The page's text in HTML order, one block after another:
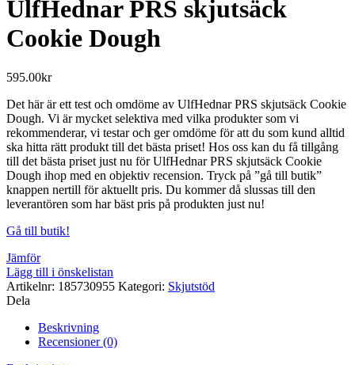
UlfHednar PRS skjutsäck
Cookie Dough
595.00kr
Det här är ett test och omdöme av UlfHednar PRS skjutsäck Cookie
Dough. Vi är mycket selektiva med vilka produkter som vi
rekommenderar, vi testar och ger omdöme för att du som kund alltid
ska hitta rätt produkt till det bästa priset! Hos oss kan du få tillgång
till det bästa priset just nu för UlfHednar PRS skjutsäck Cookie
Dough ihop med en objektiv recension. Tryck på ”gå till butik”
knappen nertill för aktuellt pris. Du kommer då slussas till den
leverantören som har bäst pris på produkten just nu!
Gå till butik!
Jämför
Lägg till i önskelistan
Artikelnr: 185730955 Kategori: Skjutstöd
Dela
Beskrivning
Recensioner (0)